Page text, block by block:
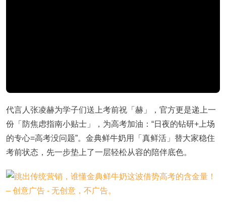
代言人张凌赫为学子们送上考前祝「赫」，官方更是递上一
份「防焦虑指南小贴士」，为高考加油：“日夜的钻研+上场
的专心=高考没问题”。金典鲜牛奶用「真鲜活」替大家稳住
考前状态，先一步垫上了一层轻松从容的陪伴底色。